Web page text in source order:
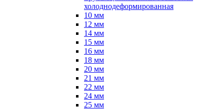
холоднодеформированная
10 мм
12 мм
14 мм
15 мм
16 мм
18 мм
20 мм
21 мм
22 мм
24 мм
25 мм